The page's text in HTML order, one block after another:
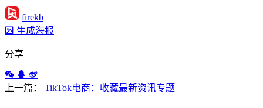
firekb
生成海报
分享
上一篇： TikTok电商：收藏最新资讯专题